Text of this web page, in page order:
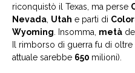
riconquistò il Texas, ma perse
Nevada, Utah e parti di
Wyoming. Insomma, metà
Il rimborso di guerra fu di oltre
attuale sarebbe 650 milioni).